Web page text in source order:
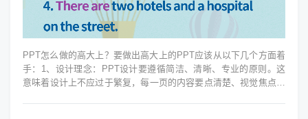
PPT怎么做的高大上？要做出高大上的PPT应该从以下几个方面着
手：1、设计理念：PPT设计要遵循简洁、清晰、专业的原则。这
意味着设计上不应过于繁复，每一页的内容要点清楚、视觉焦点明